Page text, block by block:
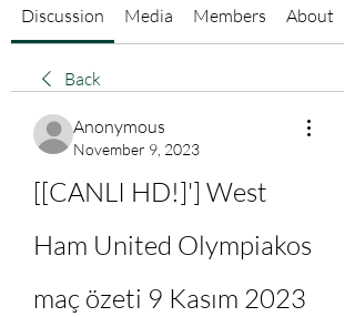
Discussion Media Members About
Back
Anonymous
November 9, 2023
[[CANLI HD!]'] West
Ham United Olympiakos
maç özeti 9 Kasım 2023